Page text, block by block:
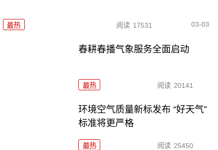
最热 阅读 17531 03-03
春耕春播气象服务全面启动
最热 阅读 20141
环境空气质量新标发布 “好天气”
标准将更严格
最热 阅读 25450